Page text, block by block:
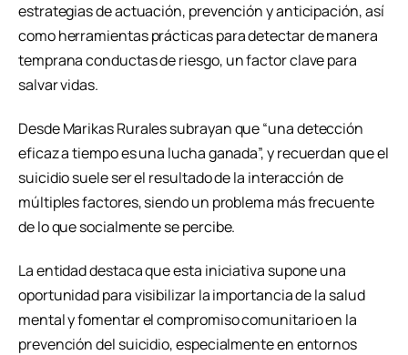
estrategias de actuación, prevención y anticipación, así
como herramientas prácticas para detectar de manera
temprana conductas de riesgo, un factor clave para
salvar vidas.
Desde Marikas Rurales subrayan que “una detección
eficaz a tiempo es una lucha ganada”, y recuerdan que el
suicidio suele ser el resultado de la interacción de
múltiples factores, siendo un problema más frecuente
de lo que socialmente se percibe.
La entidad destaca que esta iniciativa supone una
oportunidad para visibilizar la importancia de la salud
mental y fomentar el compromiso comunitario en la
prevención del suicidio, especialmente en entornos